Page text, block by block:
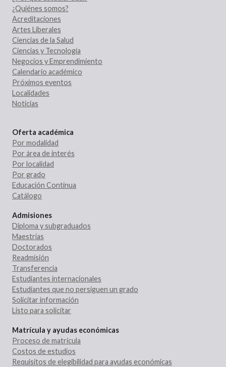
¿Quiénes somos?
Acreditaciones
Artes Liberales
Ciencias de la Salud
Ciencias y Tecnología
Negocios y Emprendimiento
Calendario académico
Próximos eventos
Localidades
Noticias
Oferta académica
Por modalidad
Por área de interés
Por localidad
Por grado
Educación Continua
Catálogo
Admisiones
Diploma y subgraduados
Maestrías
Doctorados
Readmisión
Transferencia
Estudiantes internacionales
Estudiantes que no persiguen un grado
Solicitar información
Listo para solicitar
Matrícula y ayudas económicas
Proceso de matrícula
Costos de estudios
Requisitos de elegibilidad para ayudas económicas